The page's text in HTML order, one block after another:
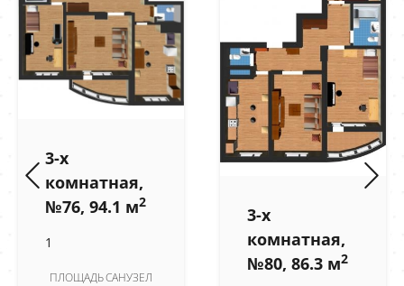
3-х
комнатная,
№76, 94.1 м2
1
ПЛОЩАДЬСАНУЗЕЛ
3-х
комнатная,
№80, 86.3 м2